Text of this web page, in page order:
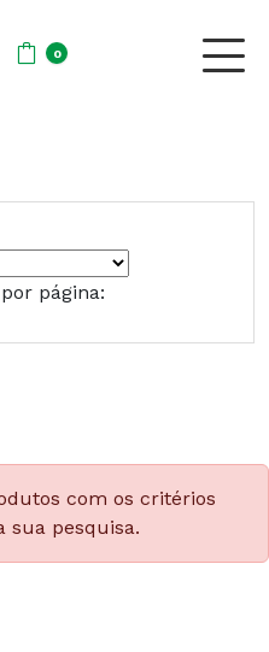
0
página:
com os critérios
sua pesquisa.